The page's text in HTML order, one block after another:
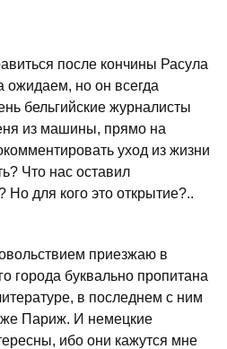
после кончины Расула
ожидаем, но он всегда
бельгийские журналисты
из машины, прямо на
уход из жизни
Что нас оставил
Но для кого это открытие?..
приезжаю в
города буквально пропитана
в последнем с ним
Париж. И немецкие
ибо они кажутся мне